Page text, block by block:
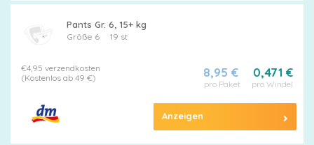
Pants Gr. 6, 15+ kg
Größe 619 st
€4,95 verzendkosten
(Kostenlos ab 49 €)
0,471 €
pro Windel
8,95 €
pro Paket
Anzeigen